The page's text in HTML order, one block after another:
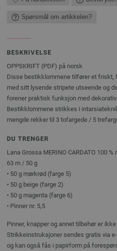
Spørsmål om artikkelen?
BESKRIVELSE
OPPSKRIFT (PDF) på norsk
Disse bestikklommene tilfører et friskt,
med sitt lysende stripete utseende og
forener praktisk funksjon med
Bestikklommene strikkes i
mengde rekker til 3 tofargede / 5
DU TRENGER
Lana Grossa MERINO CARDATO 100
63 m / 50 g
• 50 g mørkrød (farge 5)
• 50 g beige (farge 2)
• 50 g magenta (farge 6)
• Pinner nr. 5,5
Pinner, knapper og annet tilbehør er
Strikkeinstruksjoner sendes gratis via
og kan også fås i papirform på